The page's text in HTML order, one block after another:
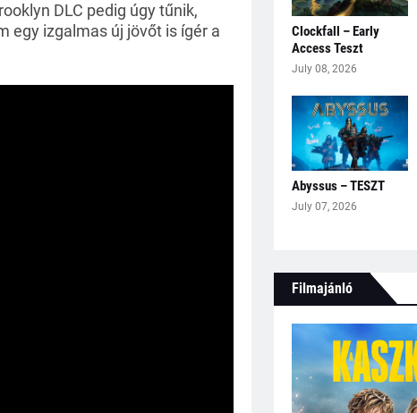
DLC pedig úgy tűnik,
egy izgalmas új jövőt is ígér a
Clockfall – Early
Access Teszt
July 08, 2026
Abyssus – TESZT
July 07, 2026
Filmajánló